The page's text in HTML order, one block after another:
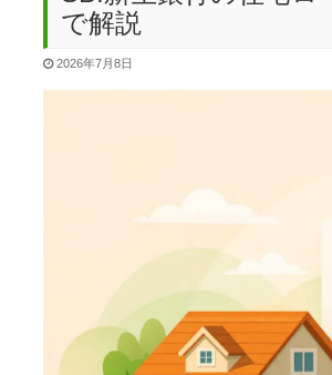
で解説
2026年7月8日